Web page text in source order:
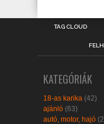
TAG CLOUD
KATEGÓRIÁK
18-as karika (42)
ajánló (63)
autó, motor, hajó